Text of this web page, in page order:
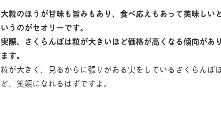
大粒のほうが甘味も旨みもあり、食べ応えもあって美味しい
いうのがセオリーです。
実際、さくらんぼは粒が大きいほど価格が高くなる傾向があ
ます。
粒が大きく、見るからに張りがある実をしているさくらんぼ
ど、笑顔になれるはずですよ。